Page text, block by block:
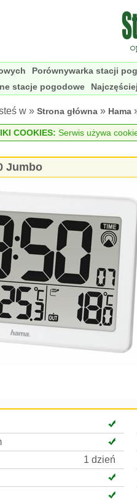
Porównywarka stacji
stacje pogodowe
w » Strona główna » Hama
COOKIES: Serwis używa
Jumbo
1 dzień